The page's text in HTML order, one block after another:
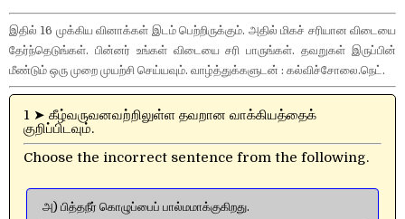
இதில் 16 முக்கிய வினாக்கள் இடம் பெற்றிருக்கும். அதில் மிகச் சரியான விடையை
தேர்ந்தெடுங்கள். பின்னர் உங்கள் விடையை சரி பாருங்கள். தவறுகள் இருப்பின்
மீண்டும் ஒரு முறை முயற்சி செய்யவும். வாழ்த்துக்களுடன் : கல்விச்சோலை.நெட்.
1 ➤ கீழ்வருவனவற்றிலுள்ள தவறான வாக்கியத்தைக்
குறிப்பிடவும்.
Choose the incorrect sentence from the following.
அ) பித்தநீர் கொழுப்பைப் பால்மமாக்குகிறது.